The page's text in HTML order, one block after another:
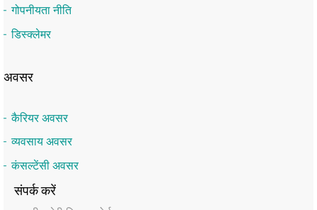
गोपनीयता नीति
डिस्क्लेमर
अवसर
कैरियर अवसर
व्यवसाय अवसर
कंसल्टेंसी अवसर
संपर्क करें